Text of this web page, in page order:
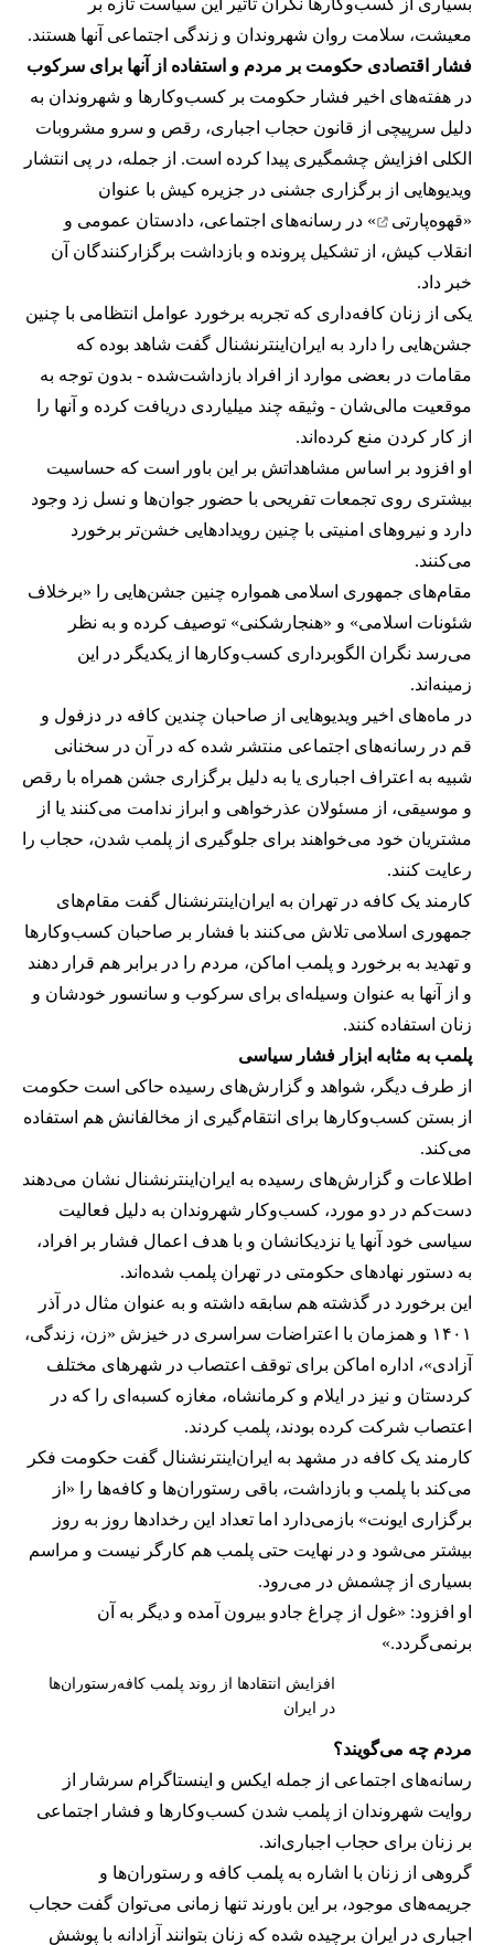
معیشت، سلامت روان شهروندان و زندگی اجتماعی آنها هستند.
فشار اقتصادی حکومت بر مردم و استفاده از آنها برای سرکوب
در هفته‌های اخیر فشار حکومت بر کسب‌وکارها و شهروندان به
دلیل سرپیچی از قانون حجاب اجباری، رقص و سرو مشروبات
الکلی افزایش چشمگیری پیدا کرده است. از جمله، در پی انتشار
ویدیوهایی از برگزاری جشنی در جزیره کیش با عنوان
«قهوه‌پارتی
» در رسانه‌های اجتماعی، دادستان عمومی و
انقلاب کیش، از تشکیل پرونده و بازداشت برگزارکنندگان آن
خبر داد.
یکی از زنان کافه‌داری که تجربه برخورد عوامل انتظامی با چنین
جشن‌هایی را دارد به ایران‌اینترنشنال گفت شاهد بوده که
مقامات در بعضی موارد از افراد بازداشت‌‌شده - بدون توجه به
موقعیت مالی‌شان - وثیقه چند میلیاردی دریافت کرده و آنها را
از کار کردن منع کرده‌اند.
او افزود بر اساس مشاهداتش بر این باور است که حساسیت
بیشتری روی تجمعات تفریحی با حضور جوان‌ها و نسل زد وجود
دارد و نیروهای امنیتی با چنین رویدادهایی خشن‌تر برخورد
می‌کنند.
مقام‌های جمهوری اسلامی همواره چنین جشن‌هایی را «برخلاف
شئونات اسلامی» و «هنجارشکنی» توصیف کرده و به نظر
می‌رسد نگران الگوبرداری کسب‌وکارها از یکدیگر در این
زمینه‌اند.
در ماه‌های اخیر ویدیوهایی از صاحبان چندین کافه در دزفول و
قم در رسانه‌های اجتماعی منتشر شده که در آن در سخنانی
شبیه به اعتراف اجباری یا به دلیل برگزاری جشن همراه با رقص
و موسیقی، از مسئولان عذرخواهی و ابراز ندامت می‌کنند یا از
مشتریان خود می‌خواهند برای جلوگیری از پلمب شدن، حجاب را
رعایت کنند.
کارمند یک کافه در تهران به ایران‌اینترنشنال گفت مقام‌های
جمهوری اسلامی تلاش می‌کنند با فشار بر صاحبان کسب‌وکارها
و تهدید به برخورد و پلمب اماکن، مردم را در برابر هم قرار دهند
و از آنها به عنوان وسیله‌ای برای سرکوب و سانسور خودشان و
زنان استفاده کنند.
پلمب به مثابه ابزار فشار سیاسی
از طرف دیگر، شواهد و گزارش‌های رسیده حاکی است حکومت
از بستن کسب‌وکارها برای انتقام‌گیری از مخالفانش هم استفاده
می‌کند.
اطلاعات و گزارش‌های رسیده به ایران‌اینترنشنال نشان می‌دهند
دست‌کم در دو مورد، کسب‌وکار شهروندان به دلیل فعالیت
سیاسی خود آنها یا نزدیکانشان و با هدف اعمال فشار بر افراد،
به دستور نهادهای حکومتی در تهران پلمب شده‌اند.
این برخورد در گذشته هم سابقه داشته و به عنوان مثال در آذر
۱۴۰۱ و همزمان با اعتراضات سراسری در خیزش «زن، زندگی،
آزادی»، اداره اماکن برای توقف اعتصاب در شهرهای مختلف
کردستان و نیز در ایلام و کرمانشاه، مغازه کسبه‌ای را که در
اعتصاب شرکت کرده بودند، پلمب کردند.
کارمند یک کافه در مشهد به ایران‌اینترنشنال گفت حکومت فکر
می‌کند با پلمب و بازداشت، باقی رستوران‌ها و کافه‌ها را «از
برگزاری ایونت» بازمی‌دارد اما تعداد این رخدادها روز به روز
بیشتر می‌شود و در نهایت حتی پلمب هم کارگر نیست و مراسم
بسیاری از چشمش در می‌رود.
او افزود: «غول از چراغ جادو بیرون آمده و دیگر به آن
برنمی‎‌گردد.»
افزایش انتقادها از روند پلمب کافه‌رستوران‌ها
در ایران
مردم چه می‌گویند؟
رسانه‎‌های اجتماعی از جمله ایکس و اینستاگرام سرشار از
روایت شهروندان از پلمب شدن کسب‌وکارها و فشار اجتماعی
بر زنان برای حجاب اجباری‌اند.
گروهی از زنان با اشاره به پلمب کافه و رستوران‌ها و
جریمه‌های موجود، بر این باورند تنها زمانی می‌توان گفت حجاب
اجباری در ایران برچیده شده که زنان بتوانند آزادانه با پوشش